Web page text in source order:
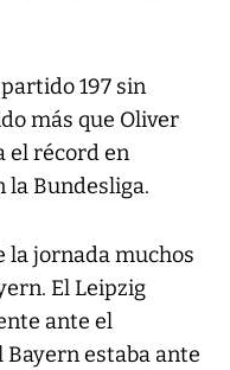
197 sin
más que Oliver
el récord en
la Bundesliga.
la jornada muchos
El Leipzig
ante el
estaba ante